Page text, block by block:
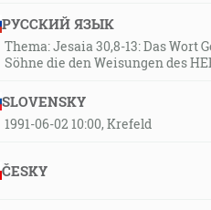
РУССКИЙ ЯЗЫК
Thema: Jesaia 30,8-13: Das
Söhne die den Weisungen des
SLOVENSKY
1991-06-02 10:00, Krefeld
ČESKY